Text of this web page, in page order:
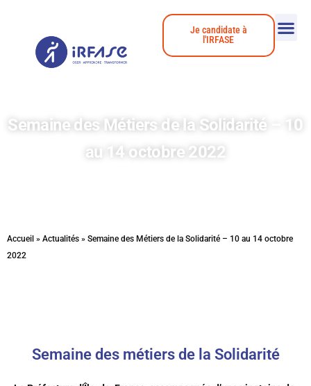
Je candidate à
l'IRFASE
Semaine des Métiers de la Solidarité – 10
au 14 octobre 2022
Accueil » Actualités » Semaine des Métiers de la Solidarité – 10 au 14 octobre
2022
Semaine des métiers de la Solidarité